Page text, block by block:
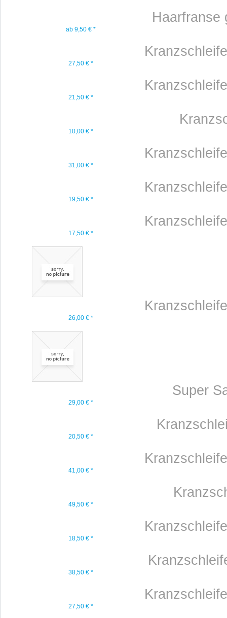
Haarfranse
ab 9,50 € *
27,50 € *
21,50 € *
10,00 € *
31,00 € *
19,50 € *
17,50 € *
26,00 € *
Super
29,00 € *
20,50 € *
41,00 € *
49,50 € *
18,50 € *
38,50 € *
27,50 € *